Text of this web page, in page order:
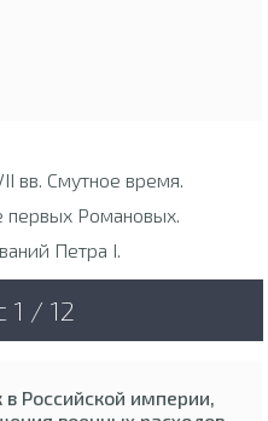
вв. Смутное время.
первых Романовых.
Петра I.
1 / 12
Российской империи,